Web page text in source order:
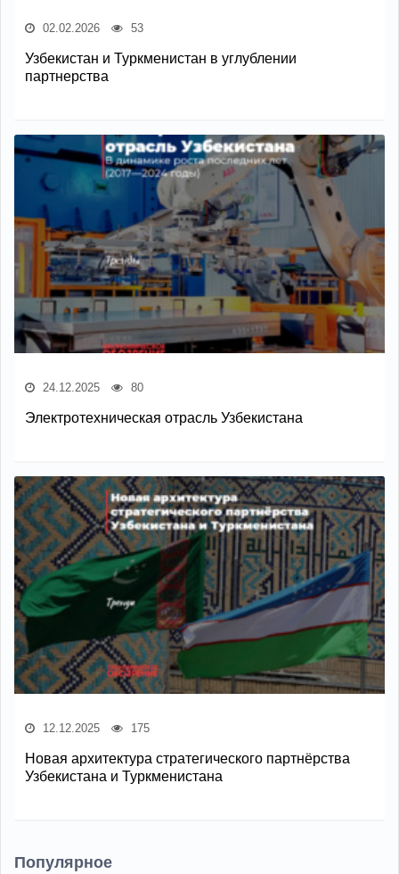
02.02.2026 53
Узбекистан и Туркменистан в углублении
партнерства
24.12.2025 80
Электротехническая отрасль Узбекистана
12.12.2025 175
Новая архитектура стратегического партнёрства
Узбекистана и Туркменистана
Популярное